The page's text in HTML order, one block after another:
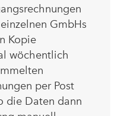
GmbHs
Kopie
wöchentlich
per Post
die Daten dann